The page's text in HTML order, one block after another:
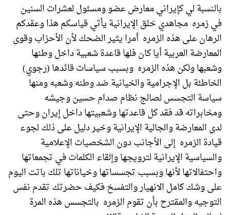
بالنسبة لي كإيراني معارض عضو ومسئول لعشرات السنين
في زمره مجاهدي خلق الإيرانية يأتي قياسكم هذا وعقدكم
الرهان على هذه الزمره أمرا يثير الضحك لأن الأحزاب وقوى
المعارضة العربية أيا كان فلها قاعدة شعبية داخل وطنها
وشعبها ولكن هذه الزمره وبسبب سياسات قائدها (رجوي)
الخاطئة بل الإجرامية والخيانية ضد وطنه وشعبه ومنها
سياسة التجسس لصالج نظام صدام حسين وجيشه
ومخابراته قد فقد كل قاعدتها وشعبيتها داخل إيران وحتى
لدى المعارضة والجالية الإيرانية وخير دليل على ذلك لجوء
قيادة الزمره إلى الأجانب دون الشخصيات الإعلامية
والسياسية الإيرانية لترويجها وإلقاء الكلمات في تجمعاتها
واحتفالاتها لأنها وبسبب تجسساتها وخياناتها تلك باتت اليوم
على وشك كامل الانهيار والتفسخ فكيف حضرتك تقدم نفس
التوجيه والمقترح بأن تقوم الزمره بالتجسس هذه المرة